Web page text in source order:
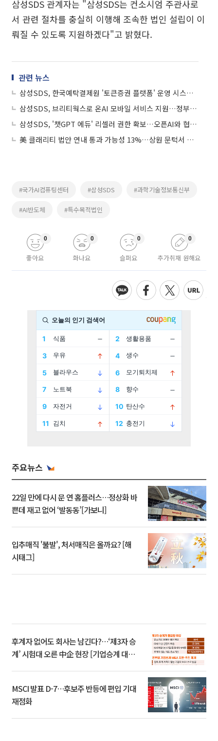
삼성SDS 관계자는 "삼성SDS는 컨소시엄 주관사로
서 관련 절차를 충실히 이행해 조속한 법인 설립이 이
뤄질 수 있도록 지원하겠다"고 밝혔다.
관련 뉴스
삼성SDS, 한국예탁결제원 '토큰증권 플랫폼' 운영 시스템 구축한다
삼성SDS, 브리티웍스로 온AI 모바일 서비스 지원…정부 부처 공식 협업도구 선정
삼성SDS, '챗GPT 에듀' 리셀러 권한 확보…오픈AI와 협력 확대
美 클래리티 법안 연내 통과 가능성 13%…상원 문턱서 제동
#국가AI컴퓨팅센터 #삼성SDS #과학기술정보통신부
#AI반도체 #특수목적법인
좋아요
0
화나요
0
슬퍼요
0
추가취재 원해요
0
주요뉴스
22일 만에 다시 문 연 홈플러스…정상화 바
쁜데 재고 없어 ‘발동동’[가보니]
입추매직 '불발', 처서매직은 올까요? [해
시태그]
후계자 없어도 회사는 남긴다?…‘제3자 승
계’ 시험대 오른 中企 현장 [기업승계 대전
MSCI 발표 D-7…후보주 반등에 편입 기대
재점화